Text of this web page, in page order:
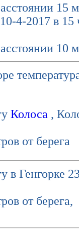
15
4-2017 в 15
10
Колоса ,
от берега
в Генгорке
от берега,